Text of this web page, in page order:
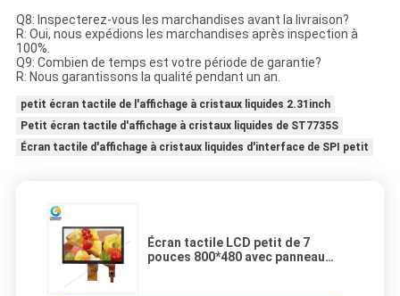
Q8: Inspecterez-vous les marchandises avant la livraison?
R: Oui, nous expédions les marchandises après inspection à
100%.
Q9: Combien de temps est votre période de garantie?
R: Nous garantissons la qualité pendant un an.
petit écran tactile de l'affichage à cristaux liquides 2.31inch
Petit écran tactile d'affichage à cristaux liquides de ST7735S
Écran tactile d'affichage à cristaux liquides d'interface de SPI petit
Écran tactile LCD petit de 7
pouces 800*480 avec panneau